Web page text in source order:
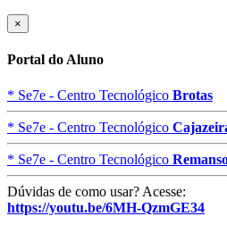
×
Portal do Aluno
* Se7e - Centro Tecnológico Brotas
* Se7e - Centro Tecnológico
* Se7e - Centro Tecnológico
Dúvidas de como usar? Acesse:
https://youtu.be/6MH-QzmGE34